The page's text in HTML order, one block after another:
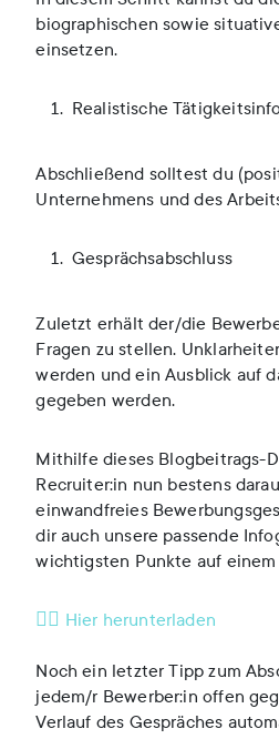
biographischen sowie
einsetzen.
Realistische
Abschließend solltest du
Unternehmens und des
Gesprächsabschluss
Zuletzt erhält der/die
Fragen zu stellen.
werden und ein Ausblick auf
gegeben werden.
Mithilfe dieses Blogbeitrags-
Recruiter:in nun bestens
einwandfreies
dir auch unsere passende
wichtigsten Punkte auf einem
👉🏼 Hier herunterladen
Noch ein letzter Tipp zum
jedem/r Bewerber:in offen
Verlauf des Gespräches